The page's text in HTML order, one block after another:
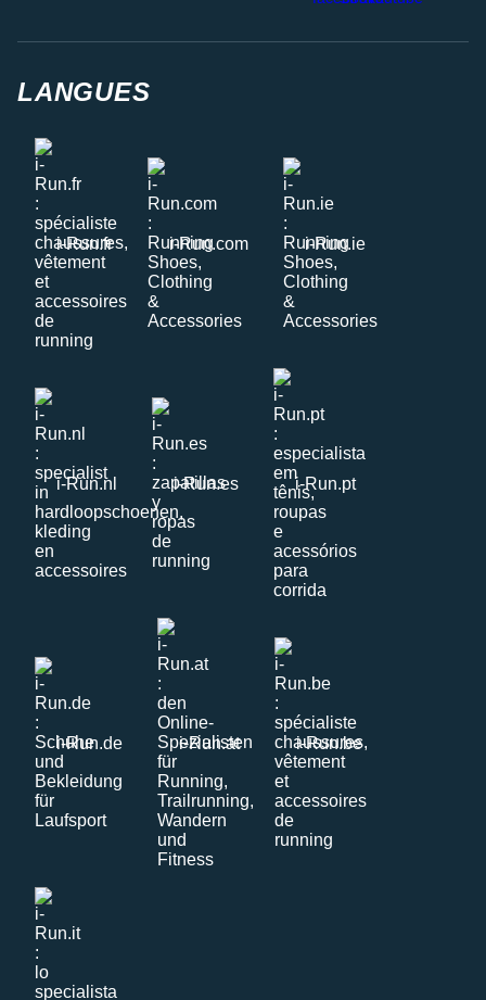
LANGUES
i-Run.fr i-Run.com i-Run.ie
i-Run.nl i-Run.es i-Run.pt
i-Run.de i-Run.at i-Run.be